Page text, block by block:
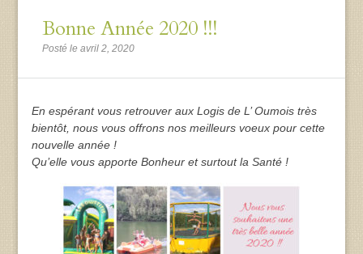
Bonne Année 2020 !!!
Posté le avril 2, 2020
En espérant vous retrouver aux Logis de L’ Oumois très
bientôt, nous vous offrons nos meilleurs voeux pour cette
nouvelle année !
Qu’elle vous apporte Bonheur et surtout la Santé !